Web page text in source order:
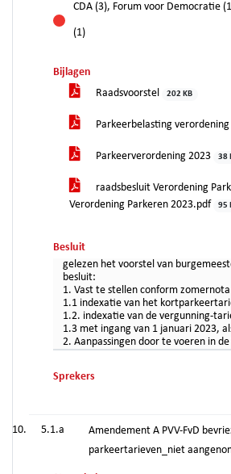
tegen
CDA (3), Forum voor Democratie
(1)
Bijlagen
Raadsvoorstel
202 KB
Parkeerbelasting
Parkeerverordening 2023 38
raadsbesluit Verordening
Verordening Parkeren 2023.pdf
95
Besluit
gelezen het voorstel van
besluit:
1. Vast te stellen conform
1.1 indexatie van het
1.2. indexatie van de vergunning-
1.3 met ingang van 1 januari 2023,
2. Aanpassingen door te voeren in
Sprekers
5.1.a
Amendement A PVV-FvD
parkeertarieven_niet